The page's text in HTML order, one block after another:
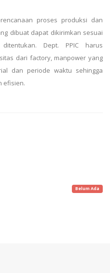
proses produksi dan
dibuat dapat dikirimkan sesuai
Dept. PPIC harus
dari factory, manpower yang
dan periode waktu sehingga
efisien.
Belum Ada